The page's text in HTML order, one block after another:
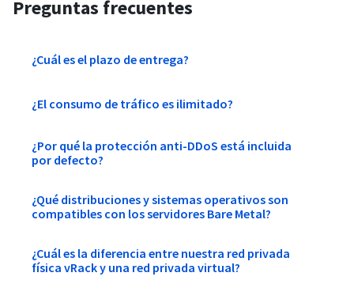
Preguntas frecuentes
¿Cuál es el plazo de entrega?
¿El consumo de tráfico es ilimitado?
¿Por qué la protección anti-DDoS está incluida
por defecto?
¿Qué distribuciones y sistemas operativos son
compatibles con los servidores Bare Metal?
¿Cuál es la diferencia entre nuestra red privada
física vRack y una red privada virtual?